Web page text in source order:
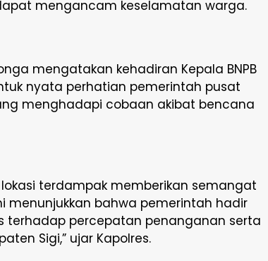
mengancam keselamatan warga.
mengatakan kehadiran Kepala BNPB
nyata perhatian pemerintah pusat
menghadapi cobaan akibat bencana
lokasi terdampak memberikan semangat
menunjukkan bahwa pemerintah hadir
terhadap percepatan penanganan serta
Sigi,” ujar Kapolres.